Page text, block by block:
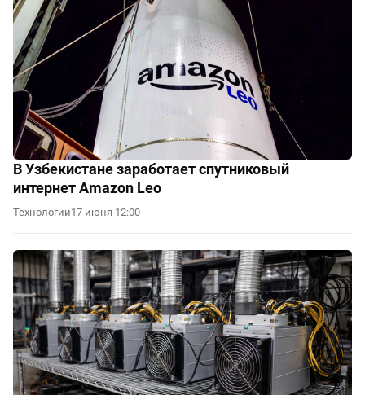
В Узбекистане заработает спутниковый
интернет Amazon Leo
Технологии17 июня 12:00